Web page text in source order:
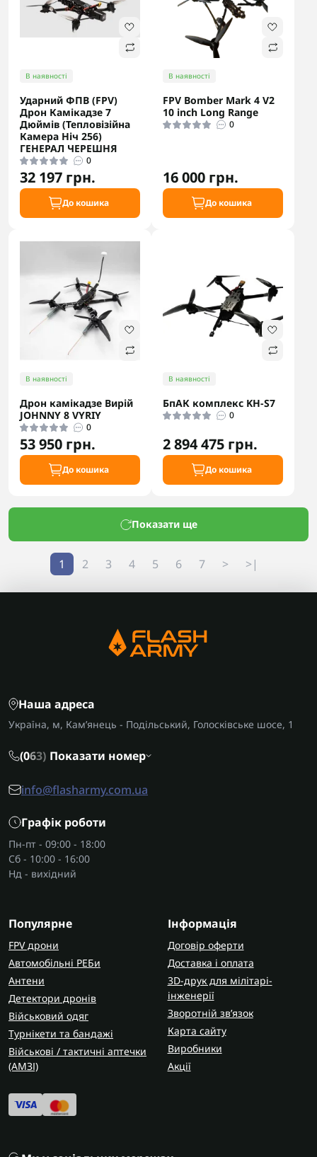
В наявності
Ударний ФПВ (FPV)
Дрон Камікадзе 7
Дюймів (Тепловізійна
Камера Ніч 256)
ГЕНЕРАЛ ЧЕРЕШНЯ
0
32 197 грн.
До кошика
В наявності
FPV Bomber Mark 4 V2
10 inch Long Range
0
16 000 грн.
До кошика
В наявності
Дрон камікадзе Вирій
JOHNNY 8 VYRIY
0
53 950 грн.
До кошика
В наявності
БпАК комплекс KH-S7
0
2 894 475 грн.
До кошика
Показати ще
1 2 3 4 5 6 7 > >|
Наша адреса
Україна, м, Кам’янець - Подільський, Голосківське шосе, 1
(063) Показати номер
info@flasharmy.com.ua
Графік роботи
Пн-пт - 09:00 - 18:00
Сб - 10:00 - 16:00
Нд - вихідний
Популярне
FPV дрони
Автомобільні РЕБи
Антени
Детектори дронів
Військовий одяг
Турнікети та бандажі
Військові / тактичні аптечки
(AMЗІ)
Інформація
Договір оферти
Доставка і оплата
3D-друк для мілітарі-
інженерії
Зворотній зв’язок
Карта сайту
Виробники
Акції